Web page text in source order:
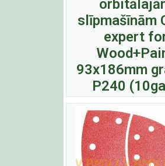
slīpmašīnām
expert
93x186mm
P240